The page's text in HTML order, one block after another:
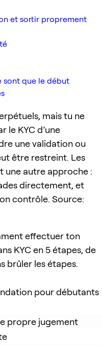
et sortir proprement
sont que le début
mais tu ne
le KYC d’une
une validation ou
être restreint. Les
une autre approche :
directement, et
contrôle. Source:
effectuer ton
KYC en 5 étapes, de
brûler les étapes.
pour débutants
propre jugement